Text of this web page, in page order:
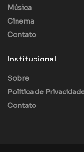
Música
Cinema
Contato
Institucional
Sobre
Política de
Contato